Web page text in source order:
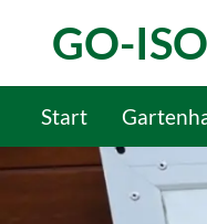
GO-ISO
Start
GO-ISO